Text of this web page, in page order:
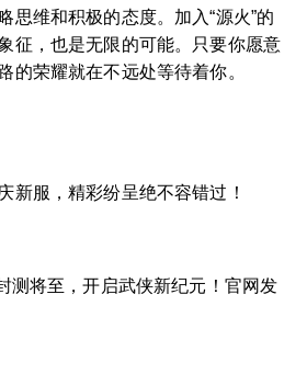
思维和积极的态度。加入“源火”的
征，也是无限的可能。只要你愿意
的荣耀就在不远处等待着你。
新服，精彩纷呈绝不容错过！
测将至，开启武侠新纪元！官网发